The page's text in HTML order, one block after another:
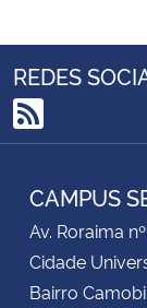
REDES
RSS
CAMPUS
Av. Roraima
Cidade
Bairro Camobi